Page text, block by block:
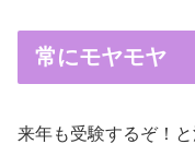
常にモヤモヤ
来年も受験するぞ！